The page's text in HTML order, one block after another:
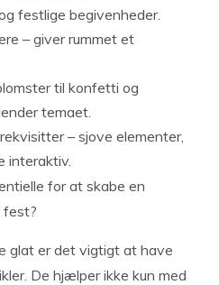
festlige begivenheder.
– giver rummet et
til konfetti og
temaet.
– sjove elementer,
interaktiv.
for at skabe en
fest?
glat er det vigtigt at have
De hjælper ikke kun med